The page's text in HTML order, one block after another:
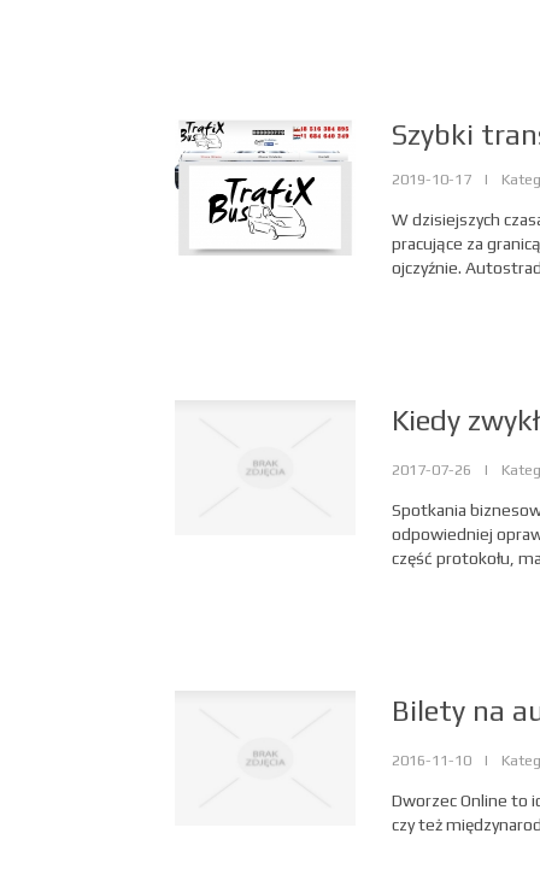
Szybki
2019-10-17 |
W dzisiejszych
pracujące za
ojczyźnie.
Kiedy
2017-07-26 |
Spotkania
odpowiedniej
część protokołu,
Bilety na
2016-11-10 |
Dworzec Online to
czy też